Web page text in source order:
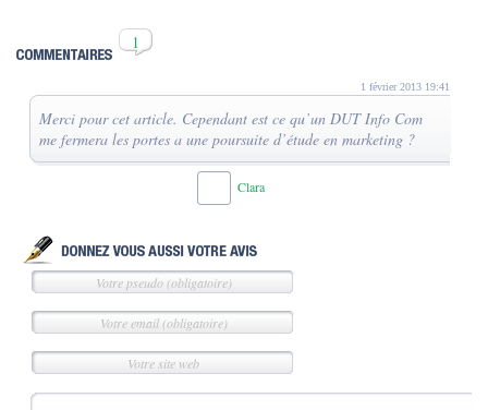
1
1 février 2013 19:41
Merci pour cet article. Cependant est ce qu’un DUT Info Com
me fermera les portes a une poursuite d’étude en marketing ?
Clara